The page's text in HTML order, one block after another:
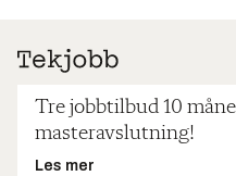
Tre jobbtilbud 10
masteravslutning!
Les mer